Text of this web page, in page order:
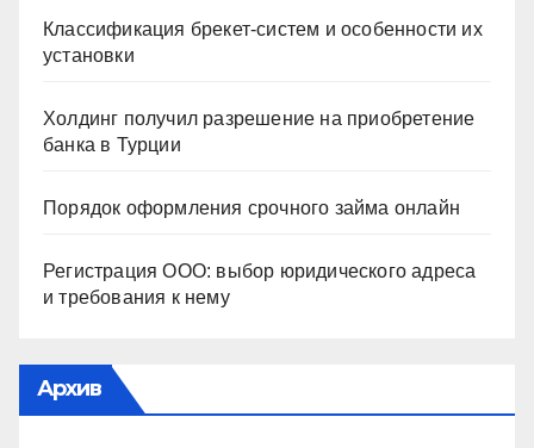
Классификация брекет-систем и особенности их
установки
Холдинг получил разрешение на приобретение
банка в Турции
Порядок оформления срочного займа онлайн
Регистрация ООО: выбор юридического адреса
и требования к нему
Архив